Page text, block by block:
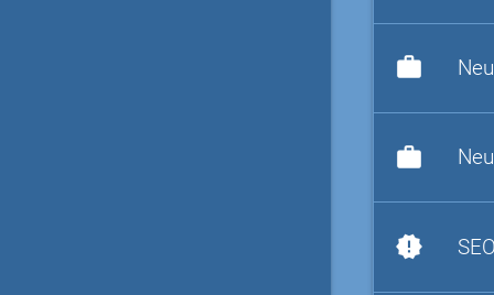
work
work
new_releases